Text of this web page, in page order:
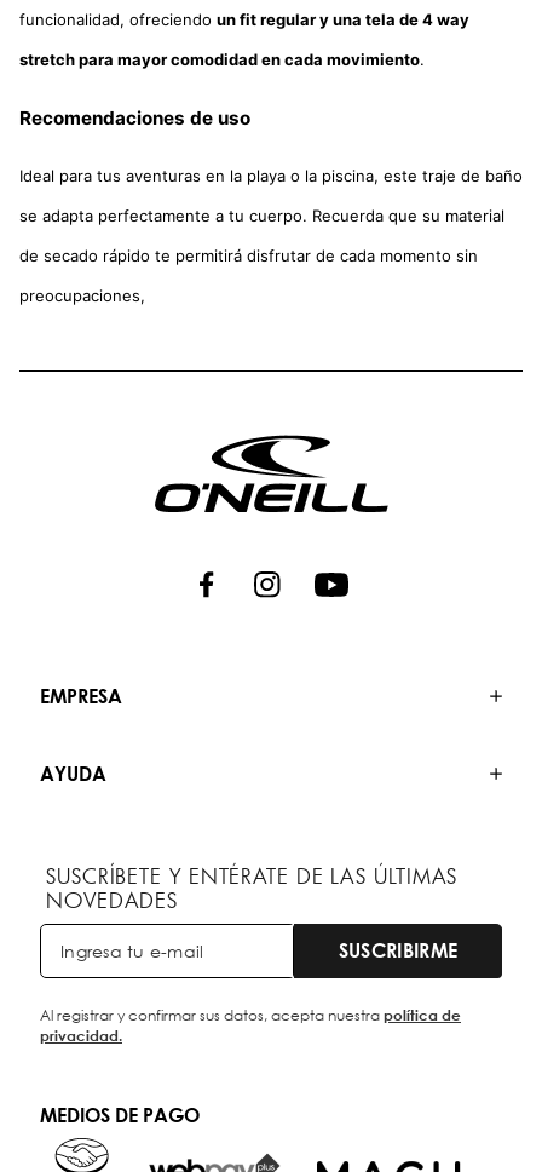
funcionalidad, ofreciendo un fit regular y una tela de 4 way
stretch para mayor comodidad en cada movimiento.
Recomendaciones de uso
Ideal para tus aventuras en la playa o la piscina, este traje de baño
se adapta perfectamente a tu cuerpo. Recuerda que su material
de secado rápido te permitirá disfrutar de cada momento sin
preocupaciones,
EMPRESA
AYUDA
SUSCRÍBETE Y ENTÉRATE DE LAS ÚLTIMAS
NOVEDADES
SUSCRIBIRME
Al registrar y confirmar sus datos, acepta nuestrapolítica de
privacidad.
MEDIOS DE PAGO